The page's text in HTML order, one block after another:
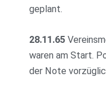
geplant.
28.11.65
waren am Start.
der Note